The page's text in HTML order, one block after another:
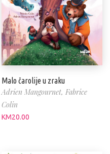
Malo čarolije u zraku
Adrien Mangournet, Fabrice
Colin
KM20.00